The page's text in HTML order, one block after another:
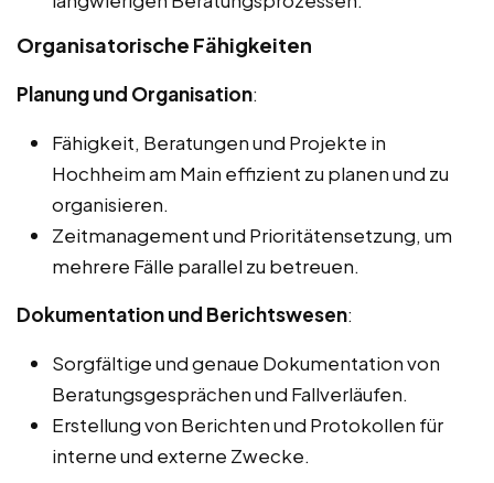
Organisatorische Fähigkeiten
Planung und Organisation:
Fähigkeit, Beratungen und Projekte in
Hochheim am Main effizient zu planen und zu
organisieren.
Zeitmanagement und Prioritätensetzung, um
mehrere Fälle parallel zu betreuen.
Dokumentation und Berichtswesen:
Sorgfältige und genaue Dokumentation von
Beratungsgesprächen und Fallverläufen.
Erstellung von Berichten und Protokollen für
interne und externe Zwecke.